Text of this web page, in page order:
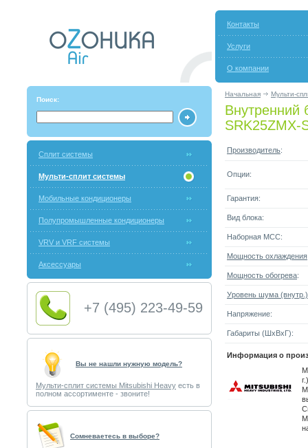
Контакты
Услуги
О компании
Поиск:
Начальная Мульти-
Внутренний
SRK25ZMX-
Сплит системы
Мульти-сплит системы
Мобильные кондиционеры
Полупромышленные кондиционеры
VRV и VRF системы
Аксессуары
+7 (495) 223-49-59
Вы не нашли нужную модель?
Мульти-сплит системы Mitsubishi Heavy есть в
полном ассортименте - звоните!
Cомневаетесь в выборе?
Производитель:
Опции:
Гарантия:
Вид блока:
Наборная МСС:
Мощность охлаждения
Мощность обогрева:
Уровень шума (внутр.)
Напряжение:
Габариты (ШxВxГ):
Информация о